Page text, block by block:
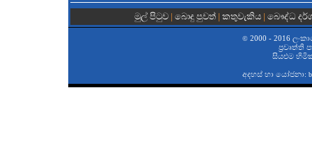
මුල් පිටුව | බොදු පුවත්| කතුවැකිය| බෞද්ධ
©2000 - 2016
ප‍්‍රවෘත්ති
සියළුම
අදහස් හා යෝජනා: